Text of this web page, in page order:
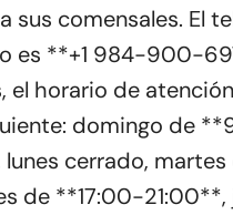
sus comensales. El
es **+1 984-900-
el horario de
domingo de
cerrado, martes
de **17:00-21:00**,